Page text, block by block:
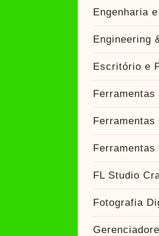
Engenharia
Engineering
Escritório e
FL Studio
Fotografia